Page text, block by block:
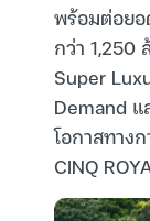
พร้อมต่อยอ
กว่า 1,250
Super
Demand
โอกาสทาง
CINQ